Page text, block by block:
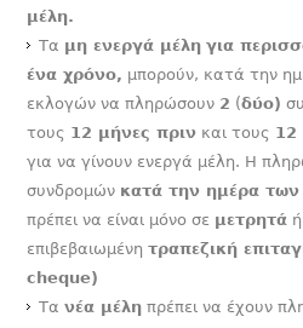
μέλη.
Τα μη ενεργά μέλη για
ένα χρόνο, μπορούν, κατά την
εκλογών να πληρώσουν 2 (δύο)
τους 12 μήνες πριν και τους 12
για να γίνουν ενεργά μέλη. Η
συνδρομών κατά την ημέρα
πρέπει να είναι μόνο σε μετρητά
επιβεβαιωμένητραπεζική
cheque)
Τανέα μέλη πρέπει να έχουν